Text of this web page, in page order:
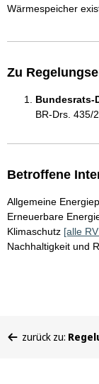
Wärmespeicher
Zu
Bundesrats-
BR-Drs. 435/
Betroffene
Allgemeine
Erneuerbare
Klimaschutz [alle
Nachhaltigkeit und
befinden
zurück zu: